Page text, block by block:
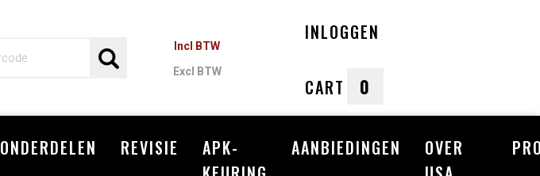
Incl BTW
Excl BTW
INLOGGEN
CART 0
Winkelwagen
ONDERDELEN REVISIE
APK-
AANBIEDINGEN
OVER